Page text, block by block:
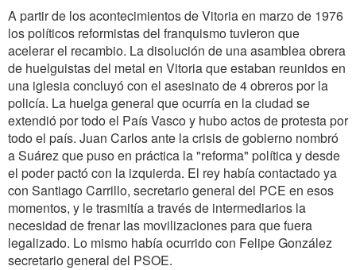
A partir de los acontecimientos de Vitoria en marzo de 1976
los políticos reformistas del franquismo tuvieron que
acelerar el recambio. La disolución de una asamblea obrera
de huelguistas del metal en Vitoria que estaban reunidos en
una iglesia concluyó con el asesinato de 4 obreros por la
policía. La huelga general que ocurría en la ciudad se
extendió por todo el País Vasco y hubo actos de protesta por
todo el país. Juan Carlos ante la crisis de gobierno nombró
a Suárez que puso en práctica la "reforma" política y desde
el poder pactó con la izquierda. El rey había contactado ya
con Santiago Carrillo, secretario general del PCE en esos
momentos, y le trasmitía a través de intermediarios la
necesidad de frenar las movilizaciones para que fuera
legalizado. Lo mismo había ocurrido con Felipe González
secretario general del PSOE.